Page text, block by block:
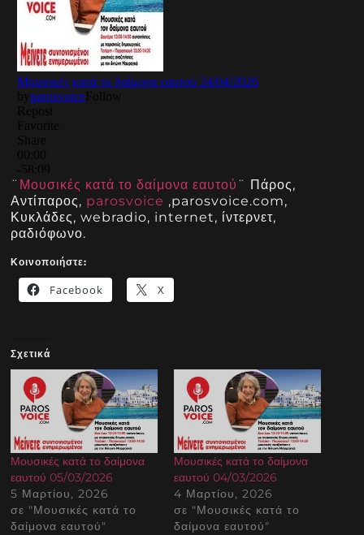
¨ Μουσικές κατά το δαίμονα εαυτού ¨ Πάρος,
Αντίπαρος, parosvoice ,parosvoice.com,
Κυκλάδες, webradio, internet, ίντερνετ,
ραδιόφωνο.
Κοινοποιήστε:
Facebook X
Σχετικά
Μουσικές κατά το δαίμονα
εαυτού 05/03/2026
5 Μαρτίου, 2026
σε "Μουσικές κατά το
δαίμονα εαυτού"
Μουσικές κατά το δαίμονα
εαυτού 04/03/2026
4 Μαρτίου, 2026
σε "Μουσικές κατά το
δαίμονα εαυτού"